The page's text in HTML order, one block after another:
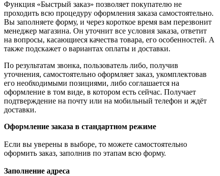
Функция «Быстрый заказ» позволяет покупателю не
проходить всю процедуру оформления заказа самостоятельно.
Вы заполняете форму, и через короткое время вам перезвонит
менеджер магазина. Он уточнит все условия заказа, ответит
на вопросы, касающиеся качества товара, его особенностей. А
также подскажет о вариантах оплаты и доставки.
По результатам звонка, пользователь либо, получив
уточнения, самостоятельно оформляет заказ, укомплектовав
его необходимыми позициями, либо соглашается на
оформление в том виде, в котором есть сейчас. Получает
подтверждение на почту или на мобильный телефон и ждёт
доставки.
Оформление заказа в стандартном режиме
Если вы уверены в выборе, то можете самостоятельно
оформить заказ, заполнив по этапам всю форму.
Заполнение адреса